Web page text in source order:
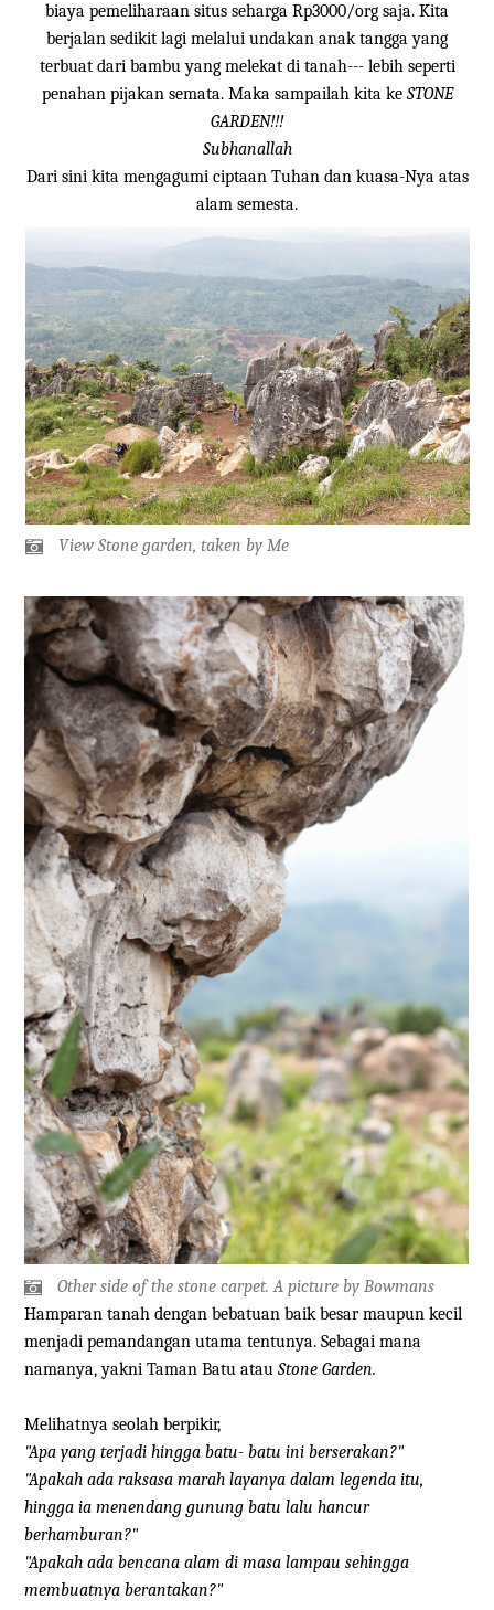
biaya pemeliharaan situs seharga Rp3000/org saja. Kita
berjalan sedikit lagi melalui undakan anak tangga yang
terbuat dari bambu yang melekat di tanah--- lebih seperti
penahan pijakan semata. Maka sampailah kita ke STONE
GARDEN!!!
Subhanallah
Dari sini kita mengagumi ciptaan Tuhan dan kuasa-Nya atas
alam semesta.
View Stone garden, taken by Me
Other side of the stone carpet. A picture by Bowmans
Hamparan tanah dengan bebatuan baik besar maupun kecil
menjadi pemandangan utama tentunya. Sebagai mana
namanya, yakni Taman Batu atauStone Garden.
Melihatnya seolah berpikir,
"Apa yang terjadi hingga batu- batu ini berserakan?"
"Apakah ada raksasa marah layanya dalam legenda itu,
hingga ia menendang gunung batu lalu hancur
berhamburan?"
"Apakah ada bencana alam di masa lampau sehingga
membuatnya berantakan?"